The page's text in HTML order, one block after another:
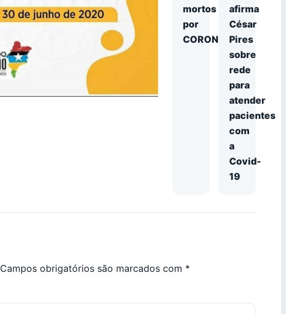
mortos
por
CORONAVÍRUS
afirma
César
Pires
sobre
rede
para
atender
pacientes
com
a
Covid-
19
Campos obrigatórios são marcados com *